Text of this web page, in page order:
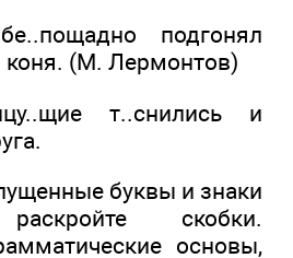
подгонял
коня. (М. Лермонтов)
т..снились и
буквы и знаки
скобки.
основы,